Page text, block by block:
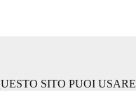
SITO PUOI USARE